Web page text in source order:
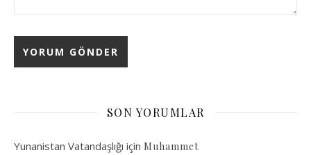
SON YORUMLAR
Yunanistan Vatandaşlığı için Muhammet